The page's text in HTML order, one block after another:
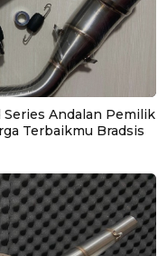
Series Andalan Pemilik
Terbaikmu Bradsis